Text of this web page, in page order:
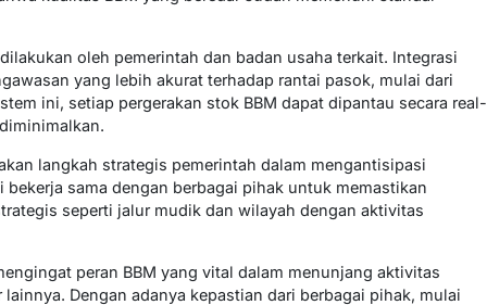
oleh pemerintah dan badan usaha terkait. Integrasi
yang lebih akurat terhadap rantai pasok, mulai dari
ini, setiap pergerakan stok BBM dapat dipantau secara real-
langkah strategis pemerintah dalam mengantisipasi
sama dengan berbagai pihak untuk memastikan
seperti jalur mudik dan wilayah dengan aktivitas
peran BBM yang vital dalam menunjang aktivitas
Dengan adanya kepastian dari berbagai pihak, mulai